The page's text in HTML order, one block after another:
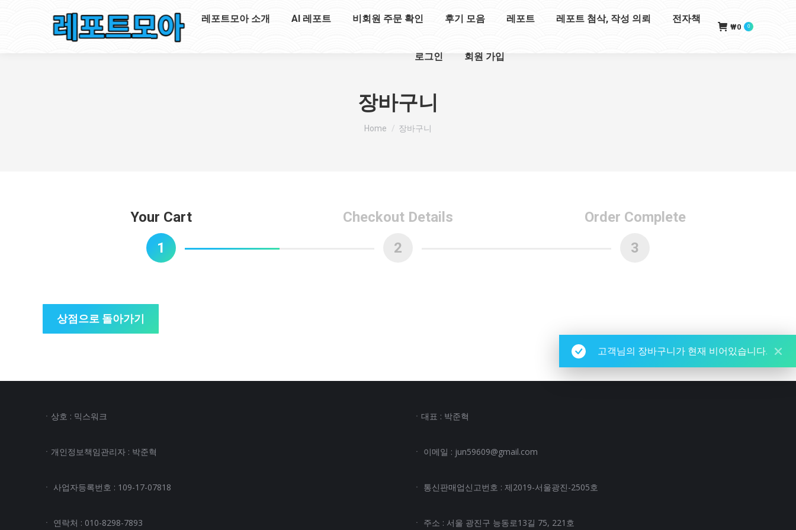
레포트모아 소개 AI 레포트 비회원 주문 확인 후기 모음 레포트 레포트 첨삭, 작성 의뢰 전자책
로그인 회원 가입
₩0 0
장바구니
You are here:
Home 장바구니
Your Cart
1
Checkout Details
2
Order Complete
3
고객님의 장바구니가 현재 비어있습니다.
상점으로 돌아가기
ㆍ상호 : 믹스워크 ㆍ대표 : 박준혁
ㆍ개인정보책임관리자 : 박준혁 ㆍ 이메일 : jun59609@gmail.com
ㆍ 사업자등록번호 : 109-17-07818 ㆍ 통신판매업신고번호 : 제2019-서울광진-2505호
ㆍ 연락처 : 010-8298-7893 ㆍ 주소 : 서울 광진구 능동로13길 75, 221호